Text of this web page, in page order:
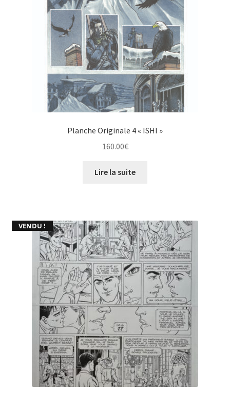
Planche Originale 4 « ISHI »
160.00€
Lire la suite
VENDU !